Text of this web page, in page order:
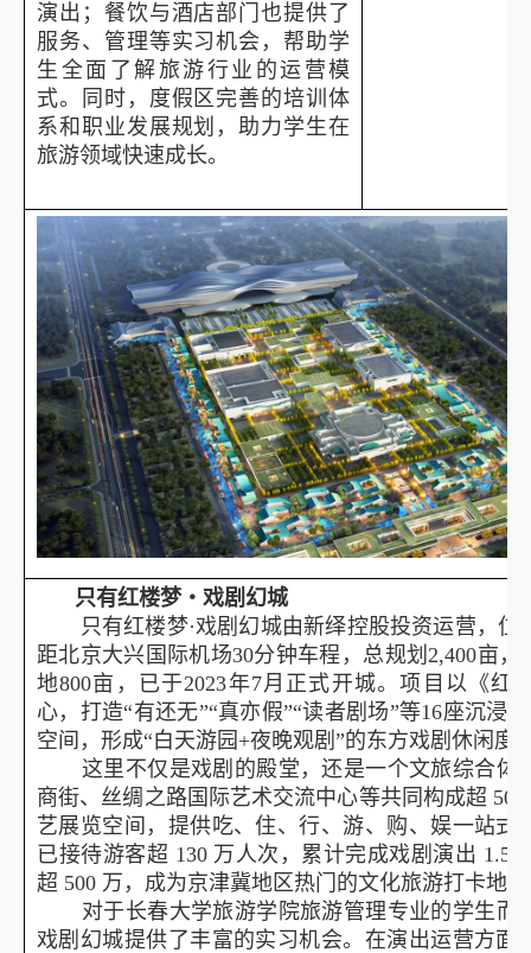
演出；餐饮与酒店部门也提供了
服务、管理等实习机会，帮助学
生全面了解旅游行业的运营模
式。同时，度假区完善的培训体
系和职业发展规划，助力学生在
旅游领域快速成长。
只有红楼梦・戏剧幻城
只有红楼梦·戏剧幻城由新绎控股投资运营，位
距北京大兴国际机场30分钟车程，总规划2,400亩，
地800亩，已于2023年7月正式开城。项目以《红
心，打造“有还无”“真亦假”“读者剧场”等16座沉浸
空间，形成“白天游园 +夜晚观剧”的东方戏剧休闲度
这里不仅是戏剧的殿堂，还是一个文旅综合体
商街、丝绸之路国际艺术交流中心等共同构成超 50
艺展览空间，提供吃、住、行、游、购、娱一站式
已接待游客超 130 万人次，累计完成戏剧演出 1.5
超 500 万，成为京津冀地区热门的文化旅游打卡地。
对于长春大学旅游学院旅游管理专业的学生而
戏剧幻城提供了丰富的实习机会。在演出运营方面